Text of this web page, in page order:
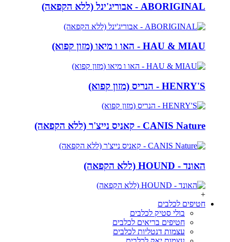
ABORIGINAL - אבוריג'ינל (ללא הקפאה)
HAU & MIAU - האו ו מיאו (מזון קפוא)
HENRY'S - הנריס (מזון קפוא)
CANIS Nature - קאניס נייצ'ר (ללא הקפאה)
האונד - HOUND (ללא הקפאה)
+
חטיפים לכלבים
בולי סטיק לכלבים
חטיפים בריאים לכלבים
עצמות דנטליות לכלבים